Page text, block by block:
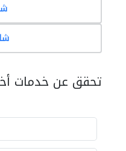
تحقق عن خدمات